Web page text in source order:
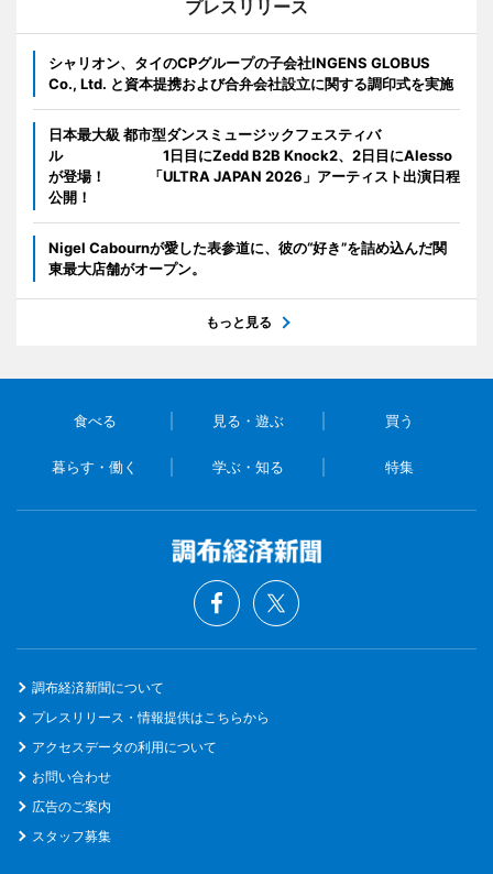
プレスリリース
シャリオン、タイのCPグループの子会社INGENS GLOBUS
Co., Ltd. と資本提携および合弁会社設立に関する調印式を実施
日本最大級 都市型ダンスミュージックフェスティバ
ル 1日目にZedd B2B Knock2、2日目にAlesso
が登場！ 「ULTRA JAPAN 2026」アーティスト出演日程
公開！
Nigel Cabournが愛した表参道に、彼の“好き”を詰め込んだ関
東最大店舗がオープン。
もっと見る
食べる 見る・遊ぶ 買う
暮らす・働く 学ぶ・知る 特集
調布経済新聞について
プレスリリース・情報提供はこちらから
アクセスデータの利用について
お問い合わせ
広告のご案内
スタッフ募集